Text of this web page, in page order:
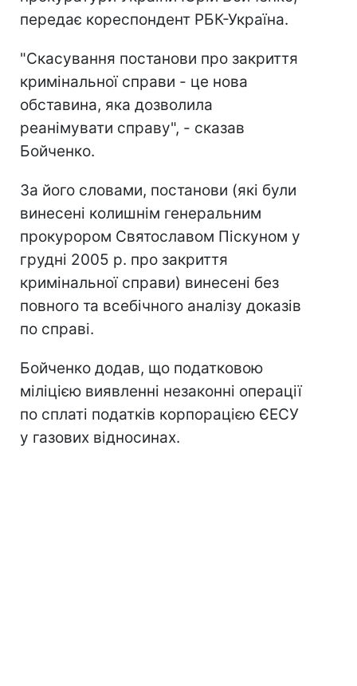
передає кореспондент РБК-Україна.
"Скасування постанови про закриття
кримінальної справи - це нова
обставина, яка дозволила
реанімувати справу", - сказав
Бойченко.
За його словами, постанови (які були
винесені колишнім генеральним
прокурором Святославом Піскуном у
грудні 2005 р. про закриття
кримінальної справи) винесені без
повного та всебічного аналізу доказів
по справі.
Бойченко додав, що податковою
міліцією виявленні незаконні операції
по сплаті податків корпорацією ЄЕСУ
у газових відносинах.